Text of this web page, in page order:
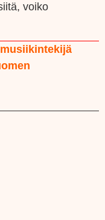
voiko